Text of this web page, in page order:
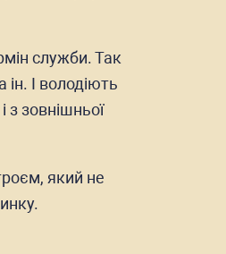
служби. Так
І володіють
з зовнішньої
який не